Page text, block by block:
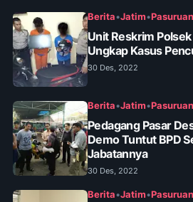
Berita•Jatim•Pasuruan
Unit Reskrim
Ungkap Kasus
30 Des, 2022
Berita•Jatim•Pasuruan
Pedagang Pasar
Demo Tuntut BPD
Jabatannya
30 Des, 2022
Berita•Jatim•Pasuruan